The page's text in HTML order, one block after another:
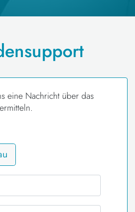
eine Nachricht über das